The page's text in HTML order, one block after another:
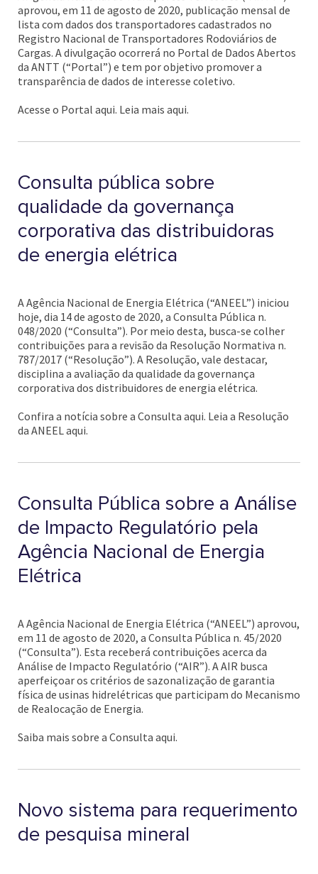
aprovou, em 11 de agosto de 2020, publicação mensal de
lista com dados dos transportadores cadastrados no
Registro Nacional de Transportadores Rodoviários de
Cargas. A divulgação ocorrerá no Portal de Dados Abertos
da ANTT (“Portal”) e tem por objetivo promover a
transparência de dados de interesse coletivo.
Acesse o Portal aqui. Leia mais aqui.
Consulta pública sobre
qualidade da governança
corporativa das distribuidoras
de energia elétrica
A Agência Nacional de Energia Elétrica (“ANEEL”) iniciou
hoje, dia 14 de agosto de 2020, a Consulta Pública n.
048/2020 (“Consulta”). Por meio desta, busca-se colher
contribuições para a revisão da Resolução Normativa n.
787/2017 (“Resolução”). A Resolução, vale destacar,
disciplina a avaliação da qualidade da governança
corporativa dos distribuidores de energia elétrica.
Confira a notícia sobre a Consulta aqui. Leia a Resolução
da ANEEL aqui.
Consulta Pública sobre a Análise
de Impacto Regulatório pela
Agência Nacional de Energia
Elétrica
A Agência Nacional de Energia Elétrica (“ANEEL”) aprovou,
em 11 de agosto de 2020, a Consulta Pública n. 45/2020
(“Consulta”). Esta receberá contribuições acerca da
Análise de Impacto Regulatório (“AIR”). A AIR busca
aperfeiçoar os critérios de sazonalização de garantia
física de usinas hidrelétricas que participam do Mecanismo
de Realocação de Energia.
Saiba mais sobre a Consulta aqui.
Novo sistema para requerimento
de pesquisa mineral